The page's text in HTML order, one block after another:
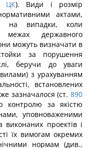
ЦК). Види і розмір
актами,
на випадки, коли
межах державного
можуть визначати в
за порушення
беручи до уваги
з урахуванням
встановлених
зазначалося (ст. 890
контролю за якістю
уповноваженими
проектів і
їх вимогам окремих
нормам (див.,